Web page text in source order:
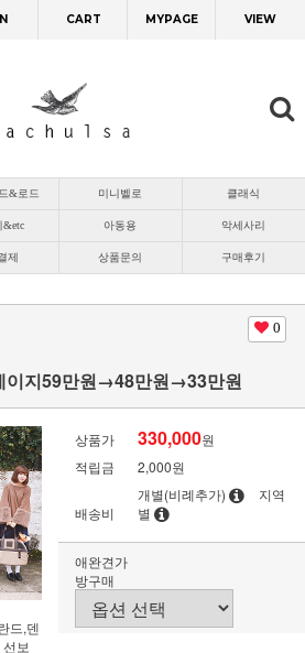
CART MYPAGE VIEW
&로드 미니벨로 클래식
&etc 아동용 악세사리
제 상품문의 구매후기
0
이지59만원→48만원→33만원
드,덴
보
상품가 330,000원
적립금
2,000원
배송비
개별(비례추가)
지역
별
애완견가
방구매